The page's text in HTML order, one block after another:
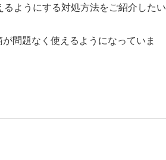
ようにする対処方法をご紹介したい
問題なく使えるようになっていま